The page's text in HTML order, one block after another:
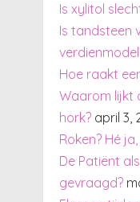
Is xylitol
Is tandsteen
Hoe raakt
Waarom lijkt
hork? april 3,
Roken? Hé
De Patiënt
gevraagd?